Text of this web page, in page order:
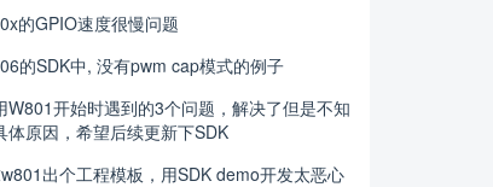
的GPIO速度很慢问题
的SDK中, 没有pwm cap模式的例子
W801开始时遇到的3个问题，解决了但是不知
体原因，希望后续更新下SDK
出个工程模板，用SDK demo开发太恶心